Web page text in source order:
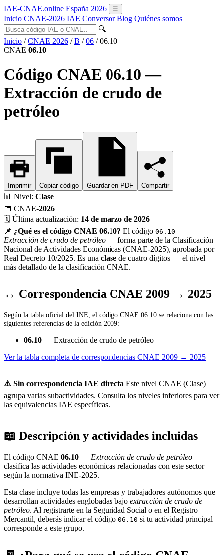
IAE-CNAE.online España 2026 ☰
Inicio CNAE-2026 IAE Conversor Blog Quiénes somos
🔍
Inicio / CNAE 2026 / B / 06 / 06.10
CNAE 06.10
Código CNAE 06.10 —
Extracción de crudo de
petróleo
Imprimir Copiar código Guardar en PDF Compartir
📊 Nivel: Clase
📅 CNAE-2026
🗓️ Última actualización: 14 de marzo de 2026
📌 ¿Qué es el código CNAE 06.10? El código 06.10 —
Extracción de crudo de petróleo — forma parte de la Clasificación
Nacional de Actividades Económicas (CNAE-2025), aprobada por
Real Decreto 10/2025. Es una clase de cuatro dígitos — el nivel
más detallado de la clasificación CNAE.
↔ Correspondencia CNAE 2009 → 2025
Según la tabla oficial del INE, el código CNAE 06.10 se relaciona con las
siguientes referencias de la edición 2009:
06.10 — Extracción de crudo de petróleo
Ver la tabla completa de correspondencias CNAE 2009 → 2025
⚠️ Sin correspondencia IAE directa Este nivel CNAE (Clase)
agrupa varias subactividades. Consulta los niveles inferiores para ver
las equivalencias IAE específicas.
📖 Descripción y actividades incluidas
El código CNAE 06.10 — Extracción de crudo de petróleo —
clasifica las actividades económicas relacionadas con este sector
según la normativa INE-2025.
Esta clase incluye todas las empresas y trabajadores autónomos que
desarrollan actividades englobadas bajo extracción de crudo de
petróleo. Al registrarte en la Seguridad Social o en el Registro
Mercantil, deberás indicar el código 06.10 si tu actividad principal
corresponde a este grupo.